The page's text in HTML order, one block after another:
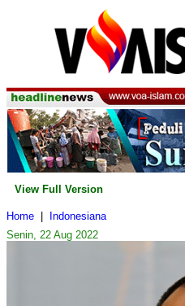
View Full Version
Home
Indonesiana
Senin, 22 Aug 2022